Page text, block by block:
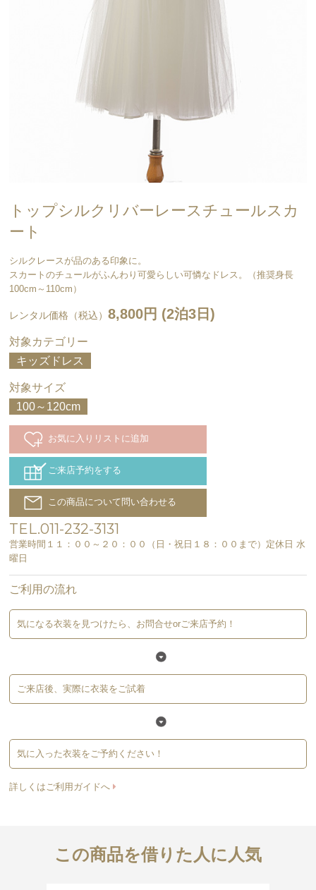
トップシルクリバーレースチュールスカ
ート
シルクレースが品のある印象に。
スカートのチュールがふんわり可愛らしい可憐なドレス。（推奨身長
100cm～110cm）
レンタル価格（税込）8,800円 (2泊3日)
対象カテゴリー
キッズドレス
対象サイズ
100～120cm
お気に入りリストに追加
ご来店予約をする
この商品について問い合わせる
TEL.011-232-3131
営業時間１１：００～２０：００（日・祝日１８：００まで）定休日 水
曜日
ご利用の流れ
気になる衣装を見つけたら、お問合せorご来店予約！
ご来店後、実際に衣装をご試着
気に入った衣装をご予約ください！
詳しくはご利用ガイドへ
この商品を借りた人に人気